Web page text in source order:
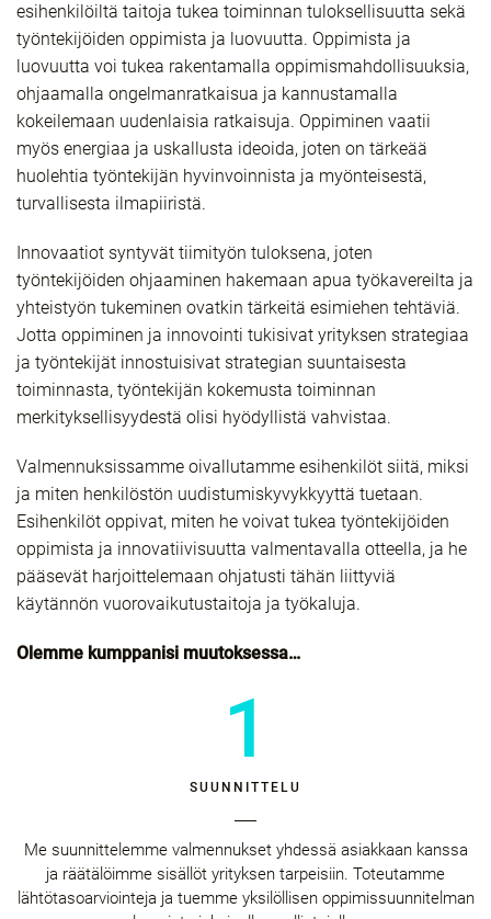
esihenkilöiltä taitoja tukea toiminnan tuloksellisuutta sekä
työntekijöiden oppimista ja luovuutta. Oppimista ja
luovuutta voi tukea rakentamalla oppimismahdollisuuksia,
ohjaamalla ongelmanratkaisua ja kannustamalla
kokeilemaan uudenlaisia ratkaisuja. Oppiminen vaatii
myös energiaa ja uskallusta ideoida, joten on tärkeää
huolehtia työntekijän hyvinvoinnista ja myönteisestä,
turvallisesta ilmapiiristä.
Innovaatiot syntyvät tiimityön tuloksena, joten
työntekijöiden ohjaaminen hakemaan apua työkavereilta ja
yhteistyön tukeminen ovatkin tärkeitä esimiehen tehtäviä.
Jotta oppiminen ja innovointi tukisivat yrityksen strategiaa
ja työntekijät innostuisivat strategian suuntaisesta
toiminnasta, työntekijän kokemusta toiminnan
merkityksellisyydestä olisi hyödyllistä vahvistaa.
Valmennuksissamme oivallutamme esihenkilöt siitä, miksi
ja miten henkilöstön uudistumiskyvykkyyttä tuetaan.
Esihenkilöt oppivat, miten he voivat tukea työntekijöiden
oppimista ja innovatiivisuutta valmentavalla otteella, ja he
pääsevät harjoittelemaan ohjatusti tähän liittyviä
käytännön vuorovaikutustaitoja ja työkaluja.
Olemme kumppanisi muutoksessa…
1
SUUNNITTELU
Me suunnittelemme valmennukset yhdessä asiakkaan kanssa
ja räätälöimme sisällöt yrityksen tarpeisiin. Toteutamme
lähtötasoarviointeja ja tuemme yksilöllisen oppimissuunnitelman